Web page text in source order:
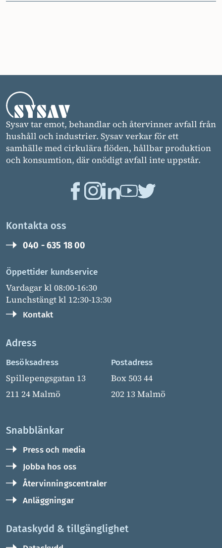
Sysav tar emot, behandlar och återvinner avfall från
hushåll och industrier. Sysav verkar för ett
samhälle med cirkulära flöden, hållbar produktion
och konsumtion, där onödigt avfall inte uppstår.
Kontakta oss
040 - 635 18 00
Öppettider kundservice
Vardagar kl 08:00-16:30
Lunchstängt kl 12:30-13:30
Kontakt
Adress
Besöksadress
Spillepengsgatan 13
211 24 Malmö
Postadress
Box 503 44
202 13 Malmö
Snabblänkar
Press och media
Jobba hos oss
Återvinningscentraler
Anläggningar
Dataskydd & tillgänglighet